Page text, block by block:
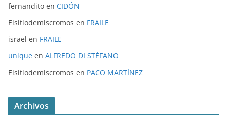
fernandito en CIDÓN
Elsitiodemiscromos en FRAILE
israel en FRAILE
unique en ALFREDO DI STÉFANO
Elsitiodemiscromos en PACO MARTÍNEZ
Archivos